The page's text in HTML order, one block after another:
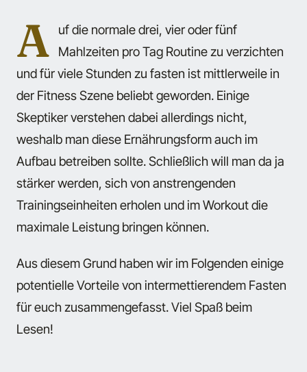
A
uf die normale drei, vier oder fünf
Mahlzeiten pro Tag Routine zu verzichten
und für viele Stunden zu fasten ist mittlerweile in
der Fitness Szene beliebt geworden. Einige
Skeptiker verstehen dabei allerdings nicht,
weshalb man diese Ernährungsform auch im
Aufbau betreiben sollte. Schließlich will man da ja
stärker werden, sich von anstrengenden
Trainingseinheiten erholen und im Workout die
maximale Leistung bringen können.
Aus diesem Grund haben wir im Folgenden einige
potentielle Vorteile von intermettierendem Fasten
für euch zusammengefasst. Viel Spaß beim
Lesen!